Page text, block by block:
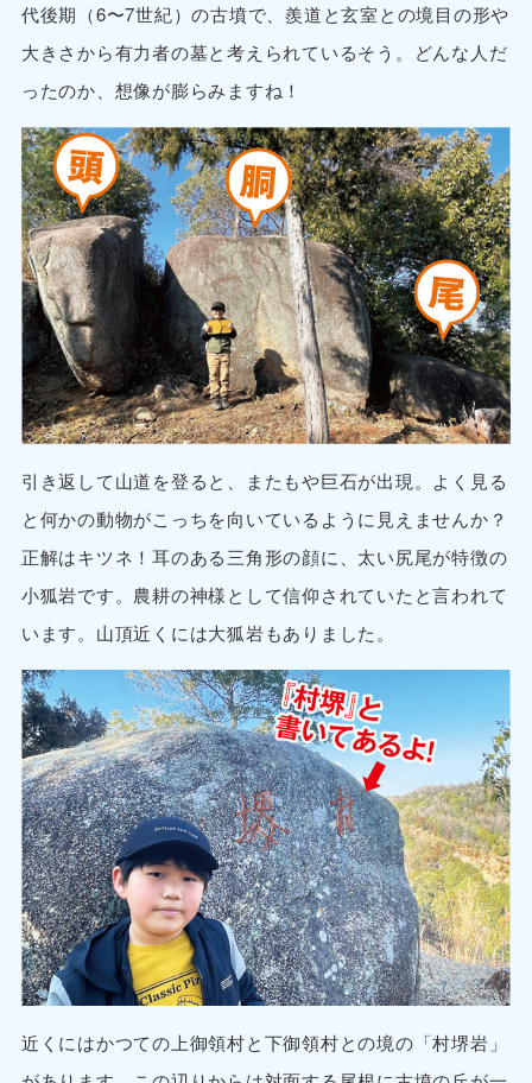
代後期（6〜7世紀）の古墳で、羨道と玄室との境目の形や
大きさから有力者の墓と考えられているそう。どんな人だ
ったのか、想像が膨らみますね！
引き返して山道を登ると、またもや巨石が出現。よく見る
と何かの動物がこっちを向いているように見えませんか？
正解はキツネ！耳のある三角形の顔に、太い尻尾が特徴の
小狐岩です。農耕の神様として信仰されていたと言われて
います。山頂近くには大狐岩もありました。
近くにはかつての上御領村と下御領村との境の「村堺岩」